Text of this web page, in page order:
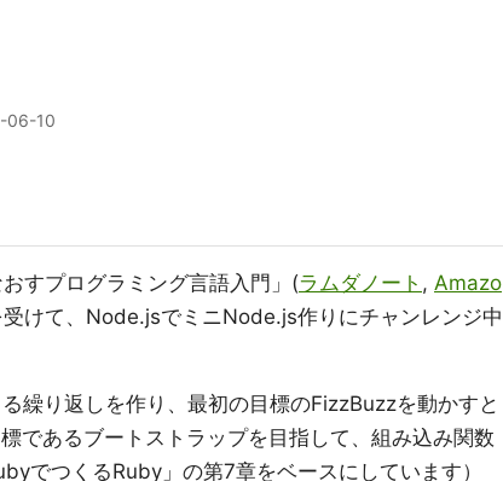
06-10
すプログラミング言語入門」(ラムダノート , Amazo
受けて、Node.jsでミニNode.js作りにチャンレンジ中
繰り返しを作り、最初の目標のFizzBuzzを動かすと
であるブートストラップを目指して、組み込み関数
でつくるRuby」の第7章をベースにしています）